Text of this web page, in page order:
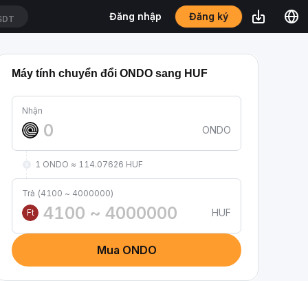
Đăng nhập Đăng ký
Máy tính chuyển đổi ONDO sang HUF
Nhận
ONDO
1 ONDO ≈ 114.07626 HUF
Trả (4100 ~ 4000000)
Ft
HUF
Mua ONDO